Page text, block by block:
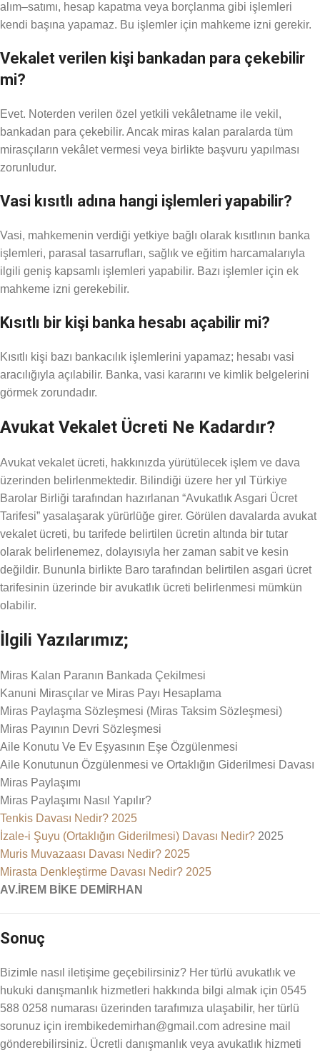
alım–satımı, hesap kapatma veya borçlanma gibi işlemleri
kendi başına yapamaz. Bu işlemler için mahkeme izni gerekir.
Vekalet verilen kişi bankadan para çekebilir
mi?
Evet. Noterden verilen özel yetkili vekâletname ile vekil,
bankadan para çekebilir. Ancak miras kalan paralarda tüm
mirasçıların vekâlet vermesi veya birlikte başvuru yapılması
zorunludur.
Vasi kısıtlı adına hangi işlemleri yapabilir?
Vasi, mahkemenin verdiği yetkiye bağlı olarak kısıtlının banka
işlemleri, parasal tasarrufları, sağlık ve eğitim harcamalarıyla
ilgili geniş kapsamlı işlemleri yapabilir. Bazı işlemler için ek
mahkeme izni gerekebilir.
Kısıtlı bir kişi banka hesabı açabilir mi?
Kısıtlı kişi bazı bankacılık işlemlerini yapamaz; hesabı vasi
aracılığıyla açılabilir. Banka, vasi kararını ve kimlik belgelerini
görmek zorundadır.
Avukat Vekalet Ücreti Ne Kadardır?
Avukat vekalet ücreti, hakkınızda yürütülecek işlem ve dava
üzerinden belirlenmektedir. Bilindiği üzere her yıl Türkiye
Barolar Birliği tarafından hazırlanan “Avukatlık Asgari Ücret
Tarifesi” yasalaşarak yürürlüğe girer. Görülen davalarda avukat
vekalet ücreti, bu tarifede belirtilen ücretin altında bir tutar
olarak belirlenemez, dolayısıyla her zaman sabit ve kesin
değildir. Bununla birlikte Baro tarafından belirtilen asgari ücret
tarifesinin üzerinde bir avukatlık ücreti belirlenmesi mümkün
olabilir.
İlgili Yazılarımız;
Miras Kalan Paranın Bankada Çekilmesi
Kanuni Mirasçılar ve Miras Payı Hesaplama
Miras Paylaşma Sözleşmesi (Miras Taksim Sözleşmesi)
Miras Payının Devri Sözleşmesi
Aile Konutu Ve Ev Eşyasının Eşe Özgülenmesi
Aile Konutunun Özgülenmesi ve Ortaklığın Giderilmesi Davası
Miras Paylaşımı
Miras Paylaşımı Nasıl Yapılır?
Tenkis Davası Nedir? 2025
İzale-i Şuyu (Ortaklığın Giderilmesi) Davası Nedir? 2025
Muris Muvazaası Davası Nedir? 2025
Mirasta Denkleştirme Davası Nedir? 2025
AV.İREM BİKE DEMİRHAN
Sonuç
Bizimle nasıl iletişime geçebilirsiniz? Her türlü avukatlık ve
hukuki danışmanlık hizmetleri hakkında bilgi almak için 0545
588 0258 numarası üzerinden tarafımıza ulaşabilir, her türlü
sorunuz için irembikedemirhan@gmail.com adresine mail
gönderebilirsiniz. Ücretli danışmanlık veya avukatlık hizmeti